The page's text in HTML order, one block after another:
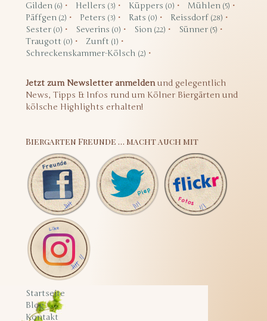
Gilden (6) Hellers (3) Küppers (0) Mühlen (5)
Päffgen (2) Peters (3) Rats (0) Reissdorf (28)
Sester (0) Severins (0) Sion (22) Sünner (5)
Traugott (0) Zunft (1)
Schreckenskammer-Kölsch (2)
Jetzt zum Newsletter anmeldenund gelegentlich
News, Tipps & Infos rund um Kölner Biergärten und
kölsche Highlights erhalten!
Biergarten Freunde … macht auch mit
Startseite
Blog
Kontakt